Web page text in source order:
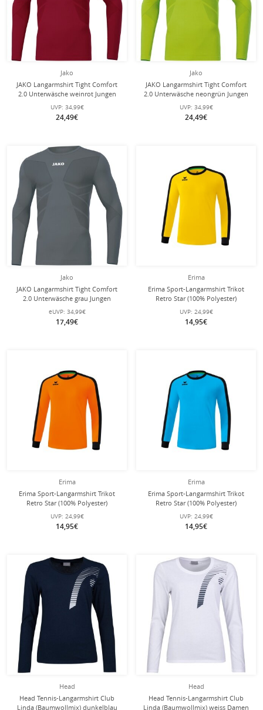
Jako
JAKO Langarmshirt Tight Comfort
2.0 Unterwäsche weinrot Jungen
UVP: 34,99€
24,49€
Jako
JAKO Langarmshirt Tight Comfort
2.0 Unterwäsche neongrün Jungen
UVP: 34,99€
24,49€
Jako
JAKO Langarmshirt Tight Comfort
2.0 Unterwäsche grau Jungen
eUVP: 34,99€
17,49€
Erima
Erima Sport-Langarmshirt Trikot
Retro Star (100% Polyester)
gelb/schwarz Herren
UVP: 24,99€
14,95€
Erima
Erima Sport-Langarmshirt Trikot
Retro Star (100% Polyester)
orange/schwarz Herren
UVP: 24,99€
14,95€
Erima
Erima Sport-Langarmshirt Trikot
Retro Star (100% Polyester)
curacaoblau/schwarz Herren
UVP: 24,99€
14,95€
Head
Head Tennis-Langarmshirt Club
Linda (Baumwollmix) dunkelblau
Head
Head Tennis-Langarmshirt Club
Linda (Baumwollmix) weiss Damen